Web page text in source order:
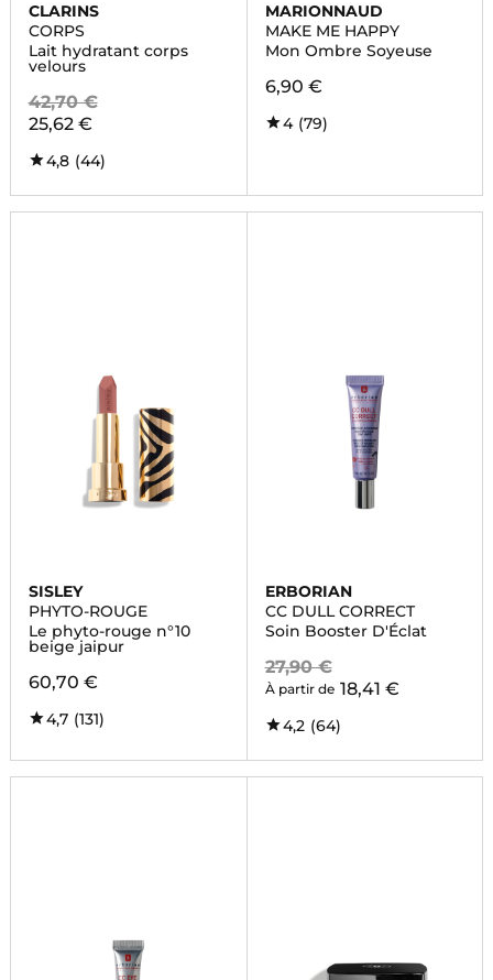
CLARINS
CORPS
Lait hydratant corps
velours
42,70 €
25,62 €
4,8 (44)
MARIONNAUD
MAKE ME HAPPY
Mon Ombre Soyeuse
6,90 €
4 (79)
SISLEY
PHYTO-ROUGE
Le phyto-rouge n°10
beige jaipur
60,70 €
4,7 (131)
ERBORIAN
CC DULL CORRECT
Soin Booster D'Éclat
27,90 €
À partir de 18,41 €
4,2 (64)